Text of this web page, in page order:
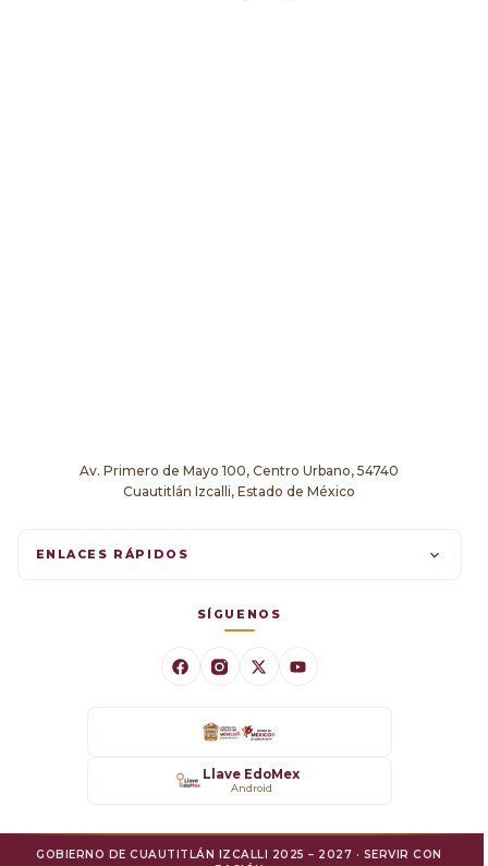
Av. Primero de Mayo 100, Centro Urbano, 54740
Cuautitlán Izcalli, Estado de México
ENLACES RÁPIDOS
SÍGUENOS
Llave EdoMex
Android
GOBIERNO DE CUAUTITLÁN IZCALLI 2025 – 2027 · SERVIR CON